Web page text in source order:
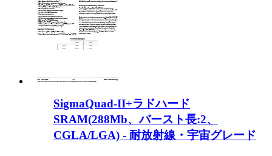
SigmaQuad-II+ラドハード
SRAM(288Mb、バースト長:2、
CGLA/LGA) - 耐放射線・宇宙グレード